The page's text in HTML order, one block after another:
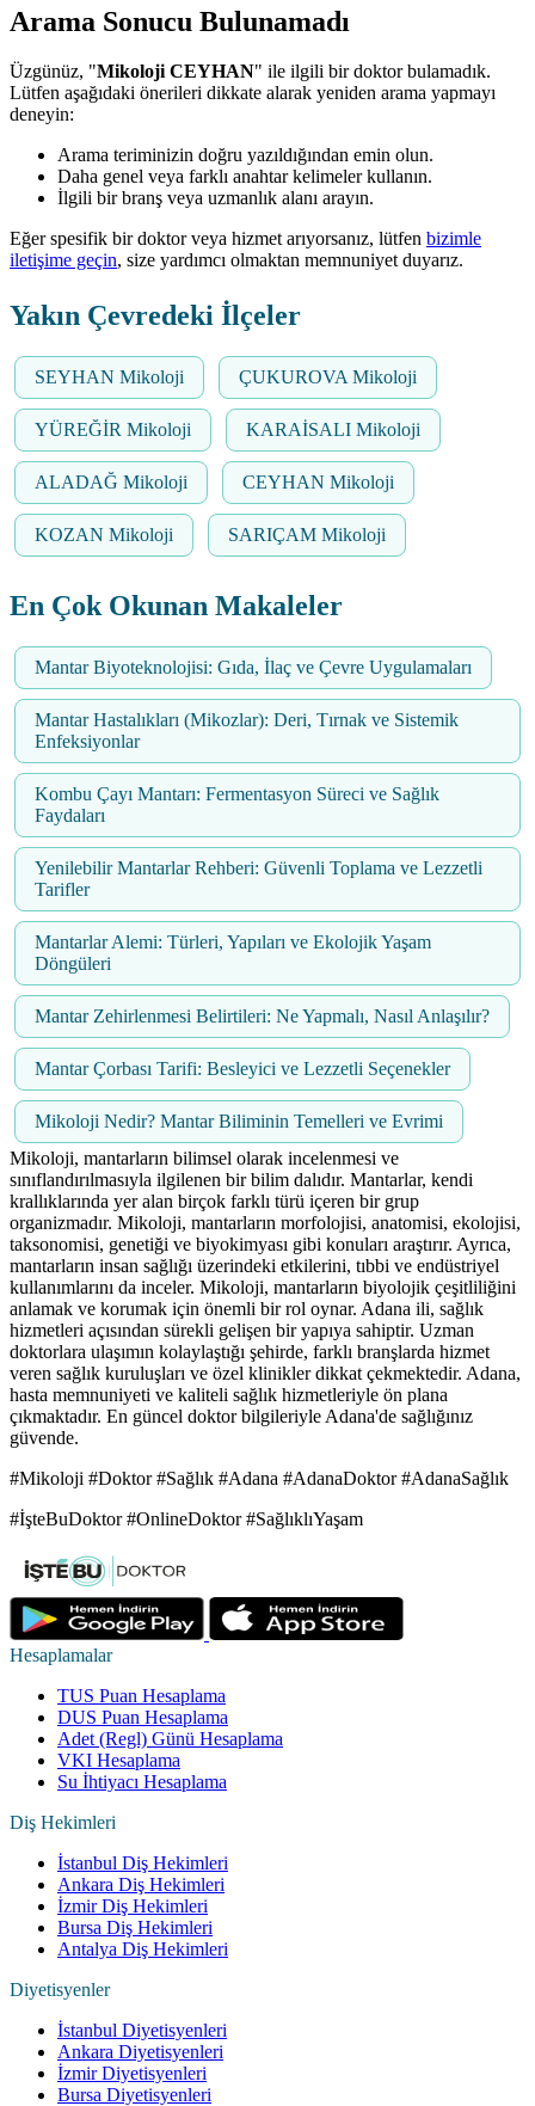
Arama Sonucu Bulunamadı
Üzgünüz, "Mikoloji CEYHAN" ile ilgili bir doktor bulamadık.
Lütfen aşağıdaki önerileri dikkate alarak yeniden arama yapmayı
deneyin:
Arama teriminizin doğru yazıldığından emin olun.
Daha genel veya farklı anahtar kelimeler kullanın.
İlgili bir branş veya uzmanlık alanı arayın.
Eğer spesifik bir doktor veya hizmet arıyorsanız, lütfen bizimle
iletişime geçin, size yardımcı olmaktan memnuniyet duyarız.
Yakın Çevredeki İlçeler
SEYHAN Mikoloji ÇUKUROVA Mikoloji
YÜREĞİR Mikoloji KARAİSALI Mikoloji
ALADAĞ Mikoloji CEYHAN Mikoloji
KOZAN Mikoloji SARIÇAM Mikoloji
En Çok Okunan Makaleler
Mantar Biyoteknolojisi: Gıda, İlaç ve Çevre Uygulamaları
Mantar Hastalıkları (Mikozlar): Deri, Tırnak ve Sistemik
Enfeksiyonlar
Kombu Çayı Mantarı: Fermentasyon Süreci ve Sağlık
Faydaları
Yenilebilir Mantarlar Rehberi: Güvenli Toplama ve Lezzetli
Tarifler
Mantarlar Alemi: Türleri, Yapıları ve Ekolojik Yaşam
Döngüleri
Mantar Zehirlenmesi Belirtileri: Ne Yapmalı, Nasıl Anlaşılır?
Mantar Çorbası Tarifi: Besleyici ve Lezzetli Seçenekler
Mikoloji Nedir? Mantar Biliminin Temelleri ve Evrimi
Mikoloji, mantarların bilimsel olarak incelenmesi ve
sınıflandırılmasıyla ilgilenen bir bilim dalıdır. Mantarlar, kendi
krallıklarında yer alan birçok farklı türü içeren bir grup
organizmadır. Mikoloji, mantarların morfolojisi, anatomisi, ekolojisi,
taksonomisi, genetiği ve biyokimyası gibi konuları araştırır. Ayrıca,
mantarların insan sağlığı üzerindeki etkilerini, tıbbi ve endüstriyel
kullanımlarını da inceler. Mikoloji, mantarların biyolojik çeşitliliğini
anlamak ve korumak için önemli bir rol oynar. Adana ili, sağlık
hizmetleri açısından sürekli gelişen bir yapıya sahiptir. Uzman
doktorlara ulaşımın kolaylaştığı şehirde, farklı branşlarda hizmet
veren sağlık kuruluşları ve özel klinikler dikkat çekmektedir. Adana,
hasta memnuniyeti ve kaliteli sağlık hizmetleriyle ön plana
çıkmaktadır. En güncel doktor bilgileriyle Adana'de sağlığınız
güvende.
#Mikoloji #Doktor #Sağlık #Adana #AdanaDoktor #AdanaSağlık
#İşteBuDoktor #OnlineDoktor #SağlıklıYaşam
Hesaplamalar
TUS Puan Hesaplama
DUS Puan Hesaplama
Adet (Regl) Günü Hesaplama
VKI Hesaplama
Su İhtiyacı Hesaplama
Diş Hekimleri
İstanbul Diş Hekimleri
Ankara Diş Hekimleri
İzmir Diş Hekimleri
Bursa Diş Hekimleri
Antalya Diş Hekimleri
Diyetisyenler
İstanbul Diyetisyenleri
Ankara Diyetisyenleri
İzmir Diyetisyenleri
Bursa Diyetisyenleri